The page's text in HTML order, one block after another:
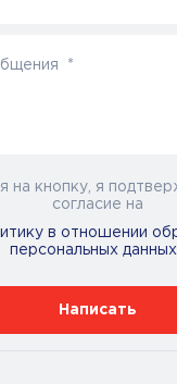
*
на кнопку, я
согласие на
в отношении
персональных
Написать